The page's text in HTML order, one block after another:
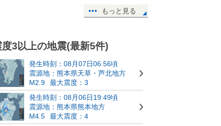
もっと見る
度3以上の地震(最新5件)
発生時刻：08月07日06:56頃
震源地：熊本県天草・芦北地方
M2.9
最大震度：3
発生時刻：08月06日19:49頃
震源地：熊本県熊本地方
M4.5
最大震度：4